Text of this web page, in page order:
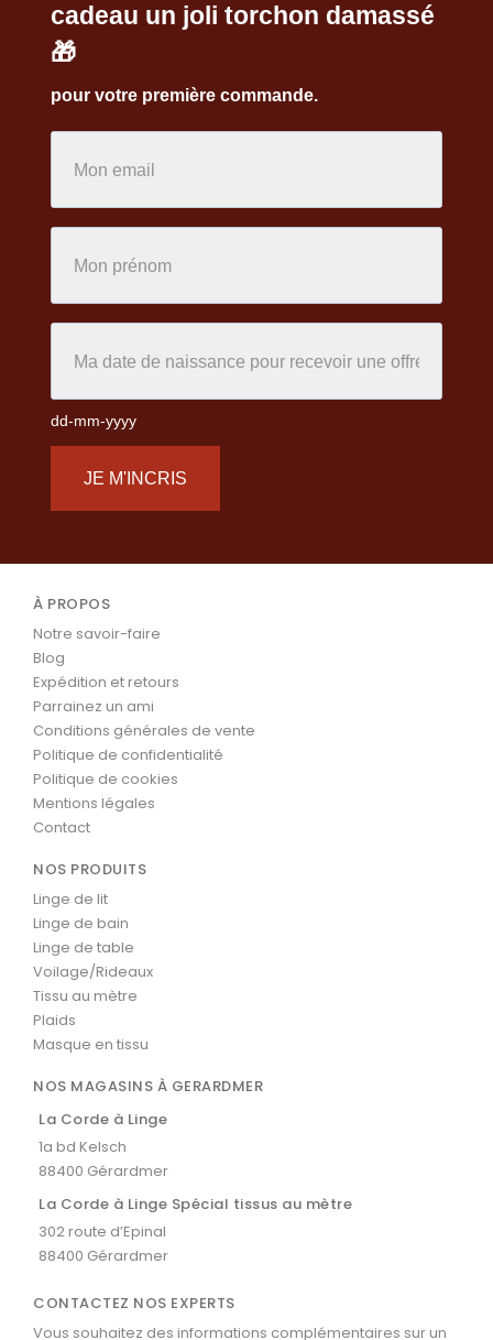
cadeau un joli torchon damassé
🎁
pour votre première commande.
dd-mm-yyyy
JE M'INCRIS
À PROPOS
Notre savoir-faire
Blog
Expédition et retours
Parrainez un ami
Conditions générales de vente
Politique de confidentialité
Politique de cookies
Mentions légales
Contact
NOS PRODUITS
Linge de lit
Linge de bain
Linge de table
Voilage/Rideaux
Tissu au mètre
Plaids
Masque en tissu
NOS MAGASINS À GERARDMER
La Corde à Linge
1a bd Kelsch
88400 Gérardmer
La Corde à Linge Spécial tissus au mètre
302 route d’Epinal
88400 Gérardmer
CONTACTEZ NOS EXPERTS
Vous souhaitez des informations complémentaires sur un